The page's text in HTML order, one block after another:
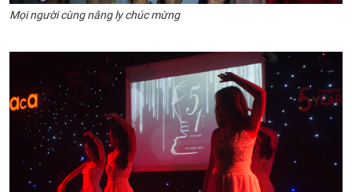
Mọi người cùng nâng ly chúc mừng​